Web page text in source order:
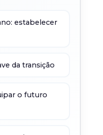
estabelecer
da transição
o futuro